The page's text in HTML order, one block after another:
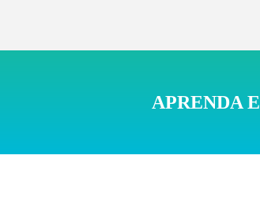
APRENDA